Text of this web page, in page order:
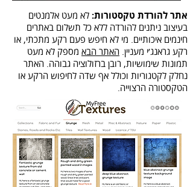
אתר להורדת טקסטורות: לא מעט אלמנטים
בעיצוב ניתנים להורדה ללא כל תשלום באתרים
חינמים איכותיים. מי לא חיפש פעם רקע מתכתי, או
רקע גראנג׳י מעניין. האתר הבא מספק לא מעט
תמונות שימושיות, רובן ברזולוציה גבוהה. האתר
נחלק לקטגוריות וכולל אף שדה לחיפוש הרקע או
הטקסטורה הרצוייה.